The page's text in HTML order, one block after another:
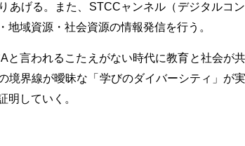
あげる。また、 STCCャンネル（デジタルコ
地域資源・社会資源の情報発信を行う。
と言われるこたえがない時代に教育と社会が
境界線が曖昧な「学びのダイバーシティ」が
明していく。